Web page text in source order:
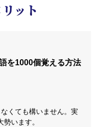
ット
を1000個覚える方法
くても構いません。実
います。